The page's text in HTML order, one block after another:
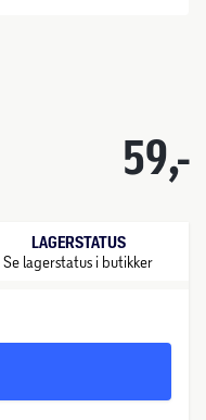
59,-
LAGERSTATUS
Se lagerstatus i butikker